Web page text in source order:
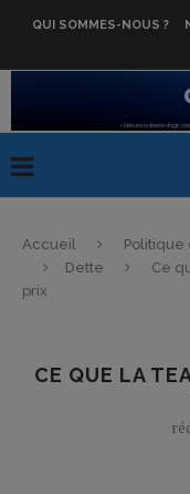
QUI SOMMES-NOUS ?
Accueil Politique
Dette
Ce
prix
CE QUE LA